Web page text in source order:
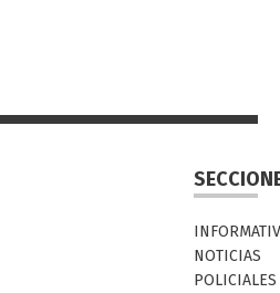
NOTICIAS
POLICIALES